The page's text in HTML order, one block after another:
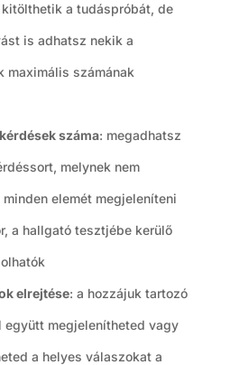
a tudáspróbát, de
is adhatsz nekik a
maximális számának
száma: megadhatsz
melynek nem
elemét megjeleníteni
a hallgató tesztjébe kerülő
elrejtése: a hozzájuk tartozó
együtt megjelenítheted vagy
a helyes válaszokat a